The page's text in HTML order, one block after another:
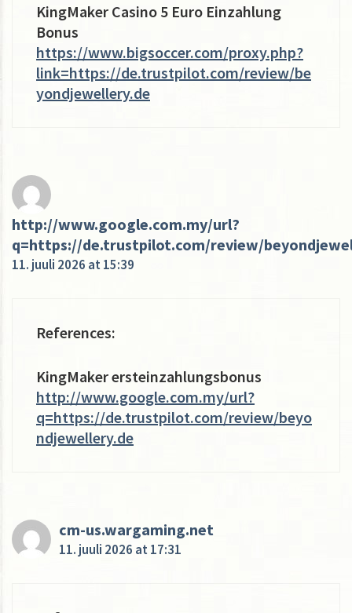
KingMaker Casino 5 Euro Einzahlung
Bonus
https://www.bigsoccer.com/proxy.php?
link=https://de.trustpilot.com/review/be
yondjewellery.de
http://www.google.com.my/url?
q=https://de.trustpilot.com/review/
11. juuli 2026 at 15:39
References:
KingMaker ersteinzahlungsbonus
http://www.google.com.my/url?
q=https://de.trustpilot.com/review/beyo
ndjewellery.de
cm-us.wargaming.net
11. juuli 2026 at 17:31